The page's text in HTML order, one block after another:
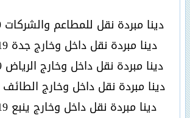
دينا مبردة نقل للمطاعم والشركات 0509342419
دينا مبردة نقل داخل وخارج جدة 0509342419
دينا مبردة نقل داخل وخارج الرياض 0509342419
دينا مبردة نقل داخل وخارج الطائف 0509342419
دينا مبردة نقل داخل وخارج ينبع 0509342419